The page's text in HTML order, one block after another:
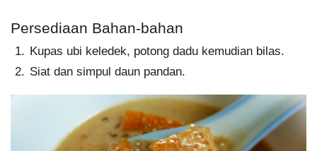
Persediaan Bahan-bahan
Kupas ubi keledek, potong dadu kemudian bilas.
Siat dan simpul daun pandan.